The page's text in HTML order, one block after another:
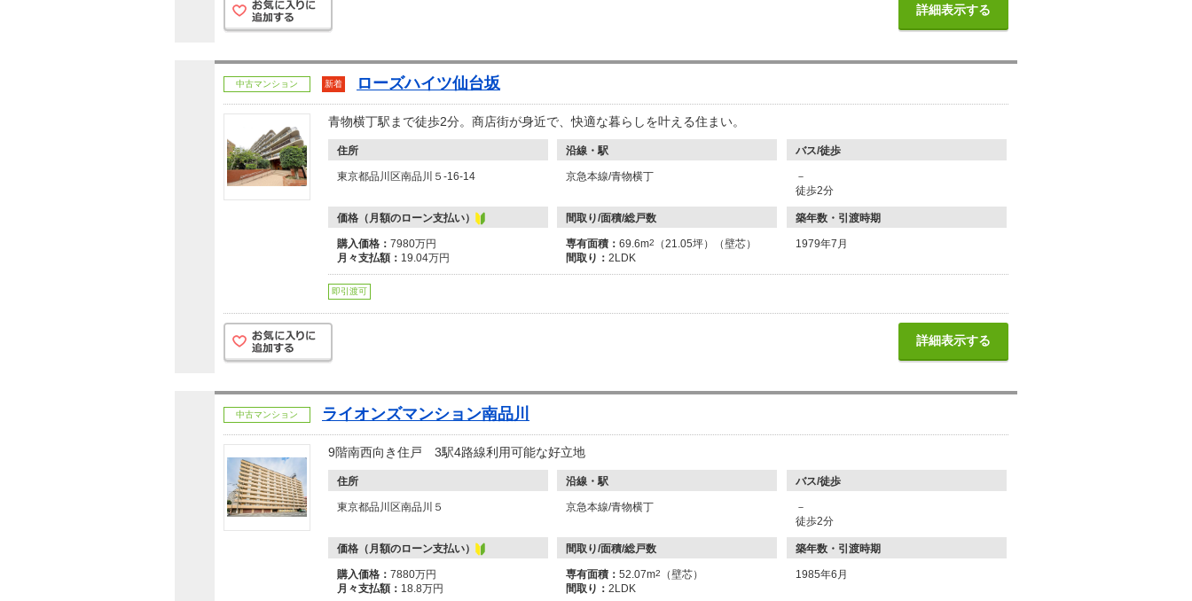
詳細表示する
中古マンション 新着 ローズハイツ仙台坂
青物横丁駅まで徒歩2分。商店街が身近で、快適な暮らしを叶える住まい。
住所 沿線・駅 バス/徒歩
東京都品川区南品川５-16-14 京急本線/青物横丁
－
徒歩2分
価格（月額のローン支払い） 間取り/面積/総戸数 築年数・引渡時期
購入価格： 7980万円
月々支払額： 19.04万円
専有面積： 69.6m2
（21.05坪）（壁芯）
間取り： 2LDK
1979年7月
即引渡可
詳細表示する
中古マンション ライオンズマンション南品川
9階南西向き住戸 3駅4路線利用可能な好立地
住所 沿線・駅 バス/徒歩
東京都品川区南品川５ 京急本線/青物横丁
－
徒歩2分
価格（月額のローン支払い） 間取り/面積/総戸数 築年数・引渡時期
購入価格： 7880万円
月々支払額： 18.8万円
専有面積： 52.07m2
（壁芯）
間取り： 2LDK
1985年6月